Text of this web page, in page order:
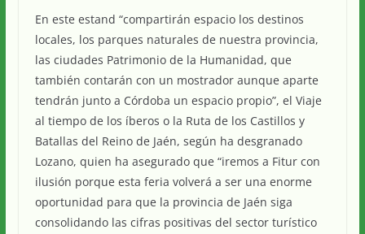
En este estand “compartirán espacio los destinos
locales, los parques naturales de nuestra provincia,
las ciudades Patrimonio de la Humanidad, que
también contarán con un mostrador aunque aparte
tendrán junto a Córdoba un espacio propio”, el Viaje
al tiempo de los íberos o la Ruta de los Castillos y
Batallas del Reino de Jaén, según ha desgranado
Lozano, quien ha asegurado que “iremos a Fitur con
ilusión porque esta feria volverá a ser una enorme
oportunidad para que la provincia de Jaén siga
consolidando las cifras positivas del sector turístico